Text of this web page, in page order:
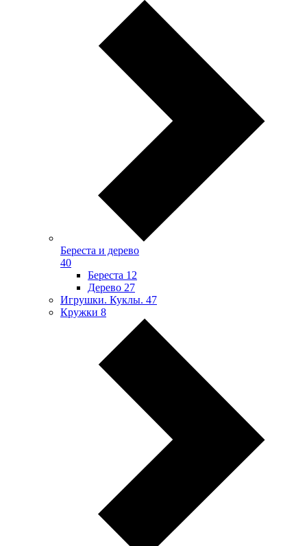
Береста и дерево
40
Береста 12
Дерево 27
Игрушки. Куклы. 47
Кружки 8